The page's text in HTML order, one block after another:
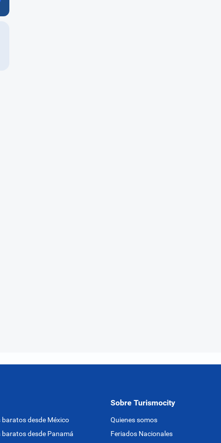
baratos desde México
baratos desde Panamá
Sobre Turismocity
Quienes somos
Feriados Nacionales